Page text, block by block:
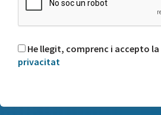
He llegit, comprenc i accepto la
privacitat